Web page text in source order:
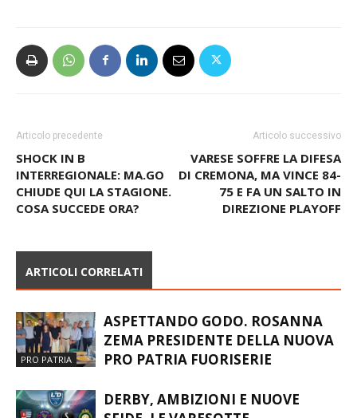
Articolo precedente
SHOCK IN B
INTERREGIONALE: MA.GO
Articolo successivo
VARESE SOFFRE LA DIFESA
DI CREMONA, MA VINCE 84-
PRO PATRIA
ASPETTANDO GODO. ROSANNA
ZEMA PRESIDENTE DELLA NUOVA